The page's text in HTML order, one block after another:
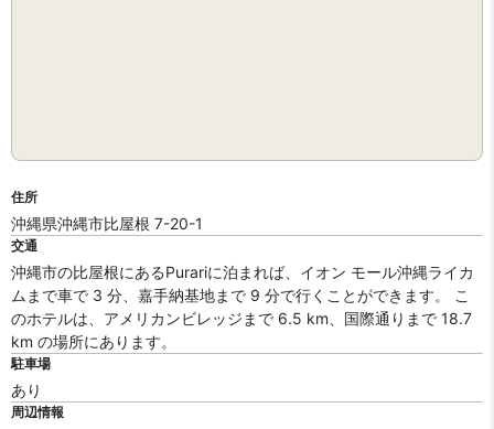
住所
沖縄県沖縄市比屋根 7-20-1
交通
沖縄市の比屋根にあるPurariに泊まれば、イオン モール沖縄ライカ
ムまで車で 3 分、嘉手納基地まで 9 分で行くことができます。 こ
のホテルは、アメリカンビレッジまで 6.5 km、国際通りまで 18.7
km の場所にあります。
駐車場
あり
周辺情報